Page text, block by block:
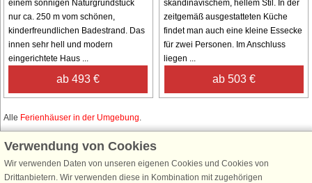
einem sonnigen Naturgrundstück
nur ca. 250 m vom schönen,
kinderfreundlichen Badestrand. Das
innen sehr hell und modern
eingerichtete Haus ...
ab 493 €
skandinavischem, hellem Stil. In der
zeitgemäß ausgestatteten Küche
findet man auch eine kleine Essecke
für zwei Personen. Im Anschluss
liegen ...
ab 503 €
Alle Ferienhäuser in der Umgebung.
Schließen Sie sich 100.000 Ferienhaus-Fans an
Verwendung von Cookies
Wir verwenden Daten von unseren eigenen Cookies und Cookies von
Drittanbietern. Wir verwenden diese in Kombination mit zugehörigen